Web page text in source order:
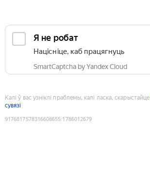
Я не робат
Націсніце, каб працягнуць
SmartCaptcha by Yandex Cloud
Калі ў вас узніклі праблемы, калі ласка, скарыстайце
сувязі
9176817578316608655:1786012679